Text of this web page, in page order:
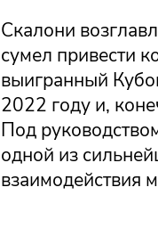
Скалони
сумел привести
выигранный
2022 году и,
Под
одной из
взаимодействия